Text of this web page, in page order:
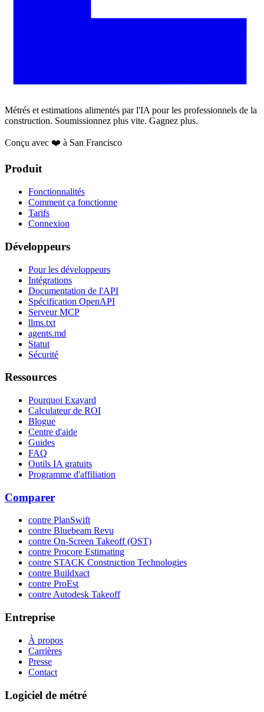
Métrés et estimations alimentés par l'IA pour les professionnels de la
construction. Soumissionnez plus vite. Gagnez plus.
Conçu avec ❤️ à San Francisco
Produit
Fonctionnalités
Comment ça fonctionne
Tarifs
Connexion
Développeurs
Pour les développeurs
Intégrations
Documentation de l'API
Spécification OpenAPI
Serveur MCP
llms.txt
agents.md
Statut
Sécurité
Ressources
Pourquoi Exayard
Calculateur de ROI
Blogue
Centre d'aide
Guides
FAQ
Outils IA gratuits
Programme d'affiliation
Comparer
contre PlanSwift
contre Bluebeam Revu
contre On-Screen Takeoff (OST)
contre Procore Estimating
contre STACK Construction Technologies
contre Buildxact
contre ProEst
contre Autodesk Takeoff
Entreprise
À propos
Carrières
Presse
Contact
Logiciel de métré